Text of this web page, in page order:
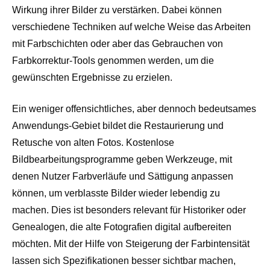
Wirkung ihrer Bilder zu verstärken. Dabei können
verschiedene Techniken auf welche Weise das Arbeiten
mit Farbschichten oder aber das Gebrauchen von
Farbkorrektur-Tools genommen werden, um die
gewünschten Ergebnisse zu erzielen.
Ein weniger offensichtliches, aber dennoch bedeutsames
Anwendungs-Gebiet bildet die Restaurierung und
Retusche von alten Fotos. Kostenlose
Bildbearbeitungsprogramme geben Werkzeuge, mit
denen Nutzer Farbverläufe und Sättigung anpassen
können, um verblasste Bilder wieder lebendig zu
machen. Dies ist besonders relevant für Historiker oder
Genealogen, die alte Fotografien digital aufbereiten
möchten. Mit der Hilfe von Steigerung der Farbintensität
lassen sich Spezifikationen besser sichtbar machen,